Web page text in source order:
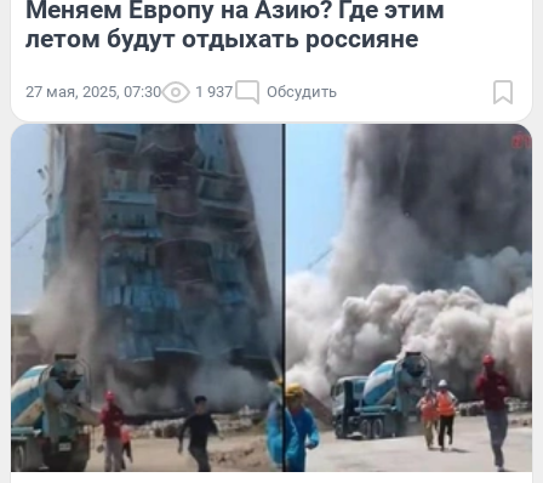
Меняем Европу на Азию? Где этим
летом будут отдыхать россияне
27 мая, 2025, 07:30 1 937 Обсудить